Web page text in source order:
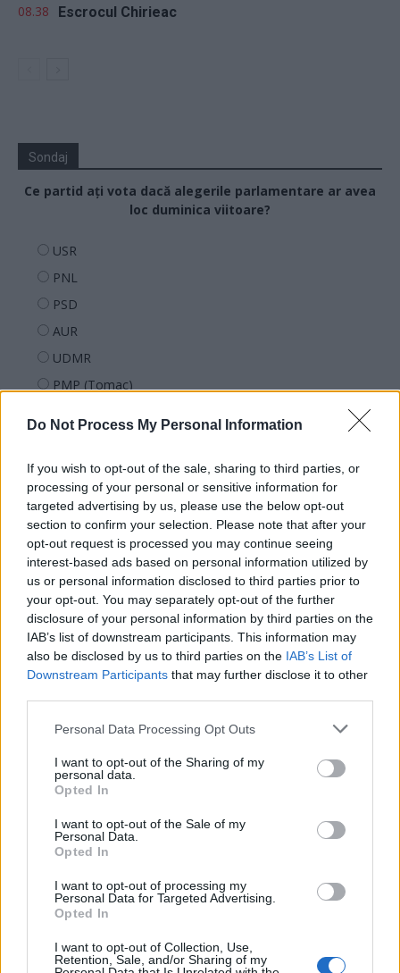
Do Not Process My Personal Information
If you wish to opt-out of the sale, sharing to third parties, or
processing of your personal or sensitive information for
targeted advertising by us, please use the below opt-out
section to confirm your selection. Please note that after your
opt-out request is processed you may continue seeing
interest-based ads based on personal information utilized by
us or personal information disclosed to third parties prior to
your opt-out. You may separately opt-out of the further
disclosure of your personal information by third parties on the
IAB’s list of downstream participants. This information may
also be disclosed by us to third parties on the IAB’s List of
Downstream Participants that may further disclose it to other
Personal Data Processing Opt Outs
I want to opt-out of the Sharing of my
personal data.
Opted In
I want to opt-out of the Sale of my
Personal Data.
Opted In
I want to opt-out of processing my
Personal Data for Targeted Advertising.
Opted In
I want to opt-out of Collection, Use,
Retention, Sale, and/or Sharing of my
08.38 Escrocul Chirieac
Sondaj
Ce partid ați vota dacă alegerile parlamentare ar avea
loc duminica viitoare?
USR
PNL
PSD
AUR
UDMR
PMP (Tomac)
REPER
SENS
SOS (Șoșoacă)
POT (Gavrilă)
PACE (Peia)
Acțiunea Conservatoare (Târziu)
PDF (Lazarus)
PUSL (D. Voiculescu)
PNȚCD (Pavelescu)
PNCR (Terheș)
Partidul Patrioților (Surugiu)
FAR (Coarnă)
România pe Primul Loc (Ponta)
Arată rezultatele
Arhiva sondajelor